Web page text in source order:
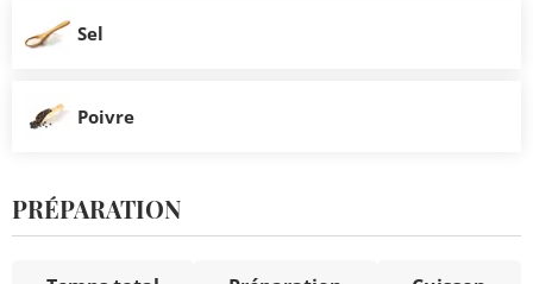
Sel
Poivre
PRÉPARATION